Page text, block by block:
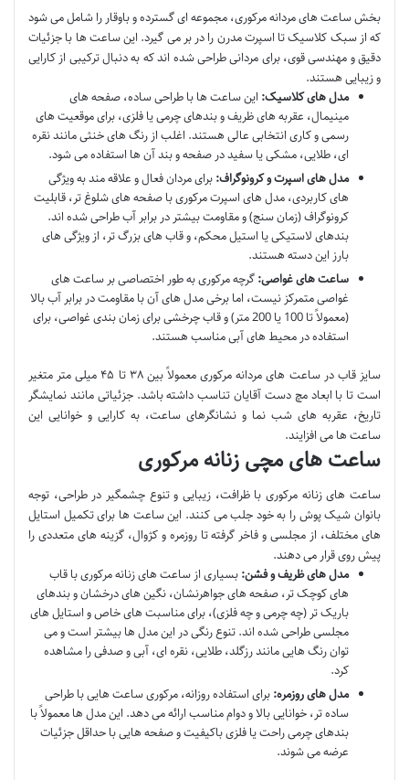
بخش ساعت های مردانه مرکوری، مجموعه ای گسترده و باوقار را شامل می شود
که از سبک کلاسیک تا اسپرت مدرن را در بر می گیرد. این ساعت ها با جزئیات
دقیق و مهندسی قوی، برای مردانی طراحی شده اند که به دنبال ترکیبی از کارایی
و زیبایی هستند.
مدل های کلاسیک: این ساعت ها با طراحی ساده، صفحه های
مینیمال، عقربه های ظریف و بندهای چرمی یا فلزی، برای موقعیت های
رسمی و کاری انتخابی عالی هستند. اغلب از رنگ های خنثی مانند نقره
ای، طلایی، مشکی یا سفید در صفحه و بند آن ها استفاده می شود.
مدل های اسپرت و کرونوگراف: برای مردان فعال و علاقه مند به ویژگی
های کاربردی، مدل های اسپرت مرکوری با صفحه های شلوغ تر، قابلیت
کرونوگراف (زمان سنج) و مقاومت بیشتر در برابر آب طراحی شده اند.
بندهای لاستیکی یا استیل محکم، و قاب های بزرگ تر، از ویژگی های
بارز این دسته هستند.
ساعت های غواصی: گرچه مرکوری به طور اختصاصی بر ساعت های
غواصی متمرکز نیست، اما برخی مدل های آن با مقاومت در برابر آب بالا
(معمولاً تا 100 یا 200 متر) و قاب چرخشی برای زمان بندی غواصی، برای
استفاده در محیط های آبی مناسب هستند.
سایز قاب در ساعت های مردانه مرکوری معمولاً بین ۳۸ تا ۴۵ میلی متر متغیر
است تا با ابعاد مچ دست آقایان تناسب داشته باشد. جزئیاتی مانند نمایشگر
تاریخ، عقربه های شب نما و نشانگرهای ساعت، به کارایی و خوانایی این
ساعت ها می افزایند.
ساعت های مچی زنانه مرکوری
ساعت های زنانه مرکوری با ظرافت، زیبایی و تنوع چشمگیر در طراحی، توجه
بانوان شیک پوش را به خود جلب می کنند. این ساعت ها برای تکمیل استایل
های مختلف، از مجلسی و فاخر گرفته تا روزمره و کژوال، گزینه های متعددی را
پیش روی قرار می دهند.
مدل های ظریف و فشن: بسیاری از ساعت های زنانه مرکوری با قاب
های کوچک تر، صفحه های جواهرنشان، نگین های درخشان و بندهای
باریک تر (چه چرمی و چه فلزی)، برای مناسبت های خاص و استایل های
مجلسی طراحی شده اند. تنوع رنگی در این مدل ها بیشتر است و می
توان رنگ هایی مانند رزگلد، طلایی، نقره ای، آبی و صدفی را مشاهده
کرد.
مدل های روزمره: برای استفاده روزانه، مرکوری ساعت هایی با طراحی
ساده تر، خوانایی بالا و دوام مناسب ارائه می دهد. این مدل ها معمولاً با
بندهای چرمی راحت یا فلزی باکیفیت و صفحه هایی با حداقل جزئیات
عرضه می شوند.